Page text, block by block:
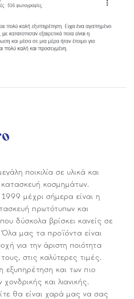
ποικιλία σε υλικά και
κοσμημάτων.
μέχρι σήμερα είναι η
πρωτότυπων και
δύσκολα βρίσκει κανείς σε
μας τα προϊόντα είναι
για την άριστη ποιότητα
τους, στις καλύτερες τιμές.
και των πιο
χονδρικής και λιανικής.
θα είναι χαρά μας να σας